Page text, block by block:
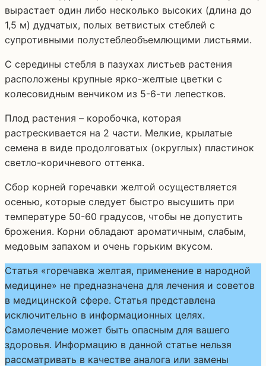
вырастает один либо несколько высоких (длина до
1,5 м) дудчатых, полых ветвистых стеблей с
супротивными полустеблеобъемлющими листьями.
С середины стебля в пазухах листьев растения
расположены крупные ярко-желтые цветки с
колесовидным венчиком из 5-6-ти лепестков.
Плод растения – коробочка, которая
растрескивается на 2 части. Мелкие, крылатые
семена в виде продолговатых (округлых) пластинок
светло-коричневого оттенка.
Сбор корней горечавки желтой осуществляется
осенью, которые следует быстро высушить при
температуре 50-60 градусов, чтобы не допустить
брожения. Корни обладают ароматичным, слабым,
медовым запахом и очень горьким вкусом.
Статья «горечавка желтая, применение в народной
медицине» не предназначена для лечения и советов
в медицинской сфере. Статья представлена
исключительно в информационных целях.
Самолечение может быть опасным для вашего
здоровья. Информацию в данной статье нельзя
рассматривать в качестве аналога или замены